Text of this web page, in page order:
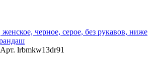
Арт. lrbmkw13dr91